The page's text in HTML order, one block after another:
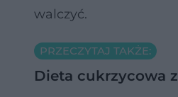
walczyć.
PRZECZYTAJ TAKŻE:
Dieta cukrzycowa